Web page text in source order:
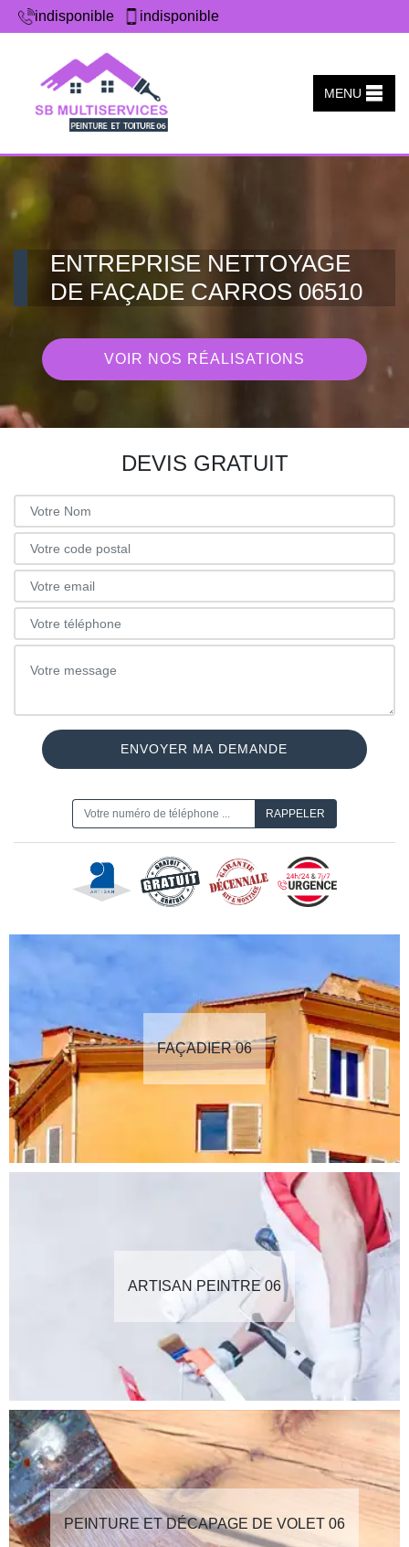
indisponible indisponible
MENU
ENTREPRISE NETTOYAGE
DE FAÇADE CARROS 06510
VOIR NOS RÉALISATIONS
DEVIS GRATUIT
FAÇADIER 06
ARTISAN PEINTRE 06
PEINTURE ET DÉCAPAGE DE VOLET 06